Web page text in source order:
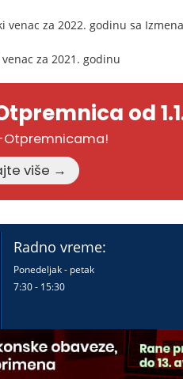
za 2022. godinu sa
za 2021. godinu
od
Otpremnicama!
Pročitajte više →
Radno vreme:
Ponedeljak - petak
7:30 - 15:30